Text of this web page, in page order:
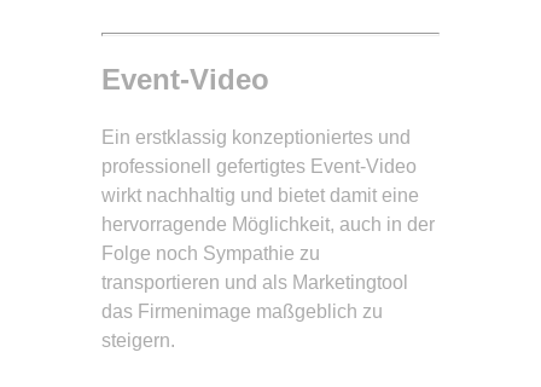
Event-Video
Ein erstklassig konzeptioniertes und
professionell gefertigtes Event-Video
wirkt nachhaltig und bietet damit eine
hervorragende Möglichkeit, auch in der
Folge noch Sympathie zu
transportieren und als Marketingtool
das Firmenimage maßgeblich zu
steigern.